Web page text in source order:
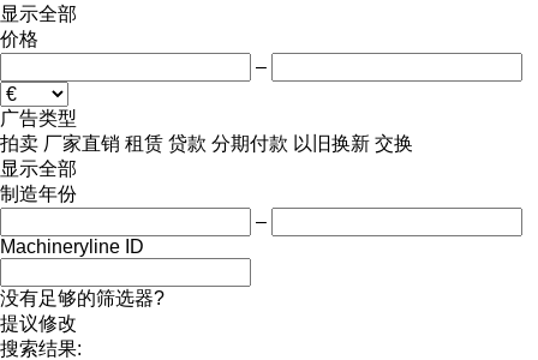
显示全部
价格
–
广告类型
拍卖 厂家直销 租赁 贷款 分期付款 以旧换新 交换
显示全部
制造年份
–
Machineryline ID
没有足够的筛选器?
提议修改
搜索结果: